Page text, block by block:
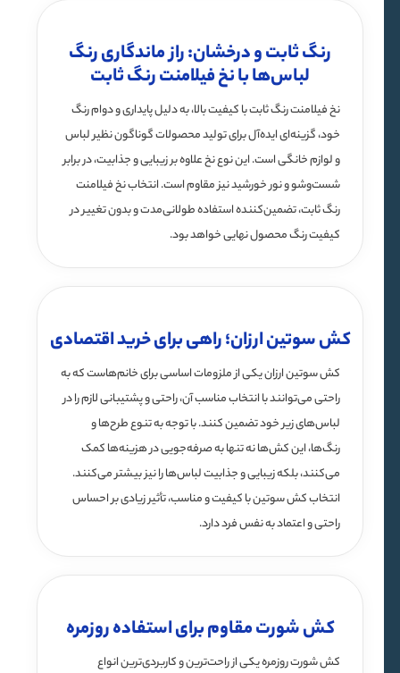
رنگ ثابت و درخشان: راز ماندگاری رنگ
لباس‌ها با نخ فیلامنت رنگ ثابت
نخ فیلامنت رنگ ثابت با کیفیت بالا، به دلیل پایداری و دوام رنگ
خود، گزینه‌ای ایده‌آل برای تولید محصولات گوناگون نظیر لباس
و لوازم خانگی است. این نوع نخ علاوه بر زیبایی و جذابیت، در برابر
شست‌وشو و نور خورشید نیز مقاوم است. انتخاب نخ فیلامنت
رنگ ثابت، تضمین‌کننده استفاده طولانی‌مدت و بدون تغییر در
کیفیت رنگ محصول نهایی خواهد بود.
کش سوتین ارزان؛ راهی برای خرید اقتصادی
کش سوتین ارزان یکی از ملزومات اساسی برای خانم‌هاست که به
راحتی می‌توانند با انتخاب مناسب آن، راحتی و پشتیبانی لازم را در
لباس‌های زیر خود تضمین کنند. با توجه به تنوع طرح‌ها و
رنگ‌ها، این کش‌ها نه تنها به صرفه‌جویی در هزینه‌ها کمک
می‌کنند، بلکه زیبایی و جذابیت لباس‌ها را نیز بیشتر می‌کنند.
انتخاب کش سوتین با کیفیت و مناسب، تأثیر زیادی بر احساس
راحتی و اعتماد به نفس فرد دارد.
کش شورت مقاوم برای استفاده روزمره
کش شورت روزمره یکی از راحت‌ترین و کاربردی‌ترین انواع